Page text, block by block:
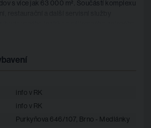
s více jak 63 000 m². Součástí komplexu
info v RK
info v RK
Purkyňova 646/107, Brno - Medlánky